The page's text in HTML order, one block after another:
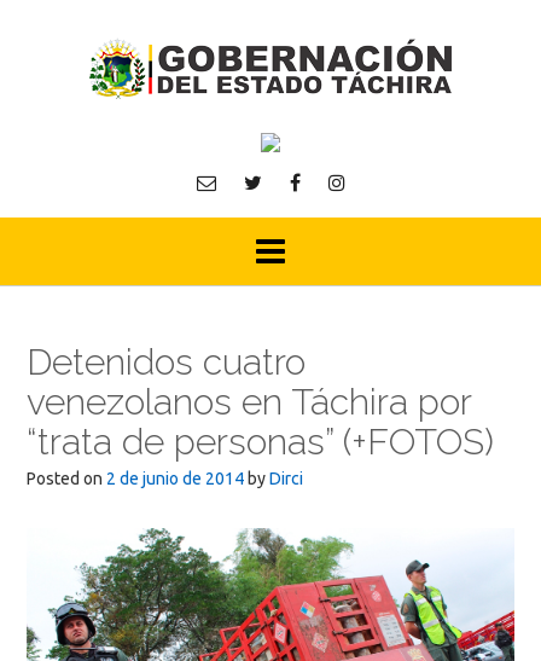
Detenidos cuatro
venezolanos en Táchira por
“trata de personas” (+FOTOS)
Posted on 2 de junio de 2014 byDirci